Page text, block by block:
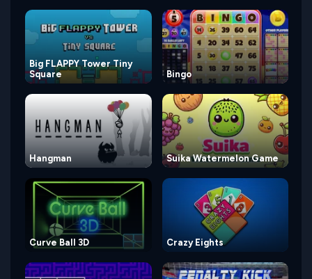
Big FLAPPY Tower Tiny
Square
Bingo
Hangman Suika Watermelon Game
Curve Ball 3D Crazy Eights